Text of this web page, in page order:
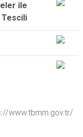
ile
Tescili